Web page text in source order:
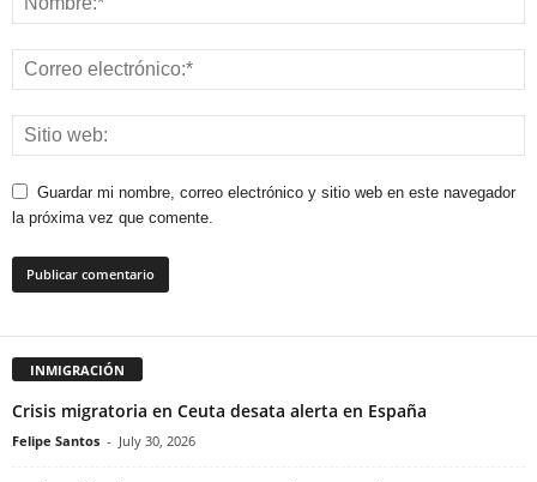
Guardar mi nombre, correo electrónico y sitio web en este navegador
la próxima vez que comente.
INMIGRACIÓN
Crisis migratoria en Ceuta desata alerta en España
Felipe Santos - July 30, 2026